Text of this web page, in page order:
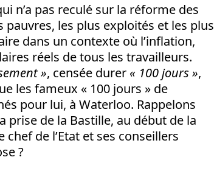
n’a pas reculé sur la réforme des
pauvres, les plus exploités et les plus
dans un contexte où l’inflation,
réels de tous les travailleurs.
», censée durer « 100 jours »,
les fameux « 100 jours » de
pour lui, à Waterloo. Rappelons
prise de la Bastille, au début de la
de l’Etat et ses conseillers
?